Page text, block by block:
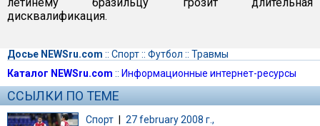
дисквалификация.
Досье NEWSru.com :: Спорт:: Футбол :: Травмы
Каталог NEWSru.com :: Информационные интернет-ресурсы
ССЫЛКИ ПО ТЕМЕ
Спорт | 27 february 2008 г.,